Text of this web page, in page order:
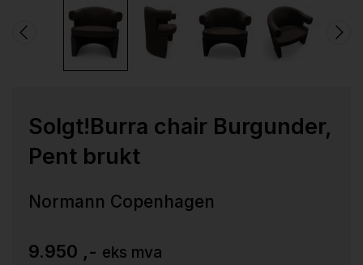
Solgt!Burra chair Burgunder,
Pent brukt
Normann Copenhagen
9.950 ,- eks mva